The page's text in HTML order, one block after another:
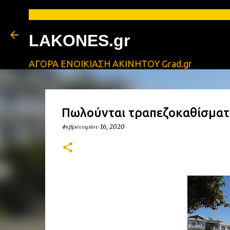
LAKONES.gr
ΑΓΟΡΑ ΕΝΟΙΚΙΑΣΗ ΑΚΙΝΗΤΟΥ Grad.gr
Πωλούνται
Φεβρουαρίου 16, 2020